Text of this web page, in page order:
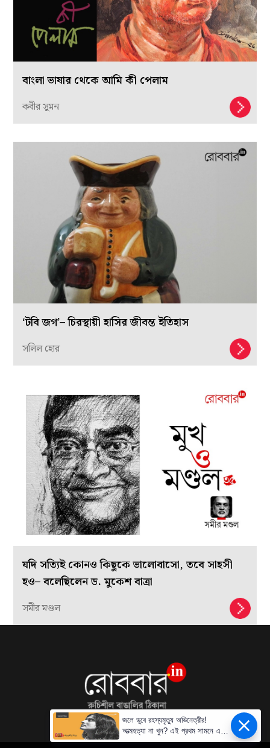
বাংলা ভাষার থেকে আমি কী পেলাম
কবীর সুমন
‘টবি জগ’– চিরস্থায়ী হাসির জীবন্ত ইতিহাস
সলিল হোর
যদি সত্যিই কোনও কিছুকে ভালোবাসো, তবে সাহসী
হও– বলেছিলেন ড. মুকেশ বাত্রা
সমীর মণ্ডল
জলে ডুবে রহস্যমৃত্যু অভিনেত্রীর!
আত্মহত্যা না খুন? এই প্রথম সামনে এল
আসল তথ্য!